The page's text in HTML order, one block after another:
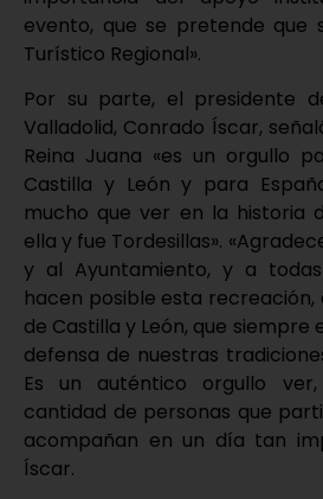
evento, que se pretende que
Turístico Regional».
Por su parte, el presidente
Valladolid, Conrado Íscar,
Reina Juana «es un orgullo
Castilla y León y para
mucho que ver en la historia
ella y fue Tordesillas».
y al Ayuntamiento, y a
hacen posible esta
de Castilla y León, que siempre
defensa de nuestras
Es un auténtico orgullo
cantidad de personas que
acompañan en un día tan
Íscar.